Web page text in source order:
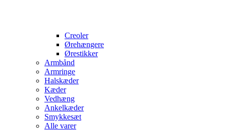
Creoler
Ørehængere
Ørestikker
Armbånd
Armringe
Halskæder
Kæder
Vedhæng
Ankelkæder
Smykkesæt
Alle varer